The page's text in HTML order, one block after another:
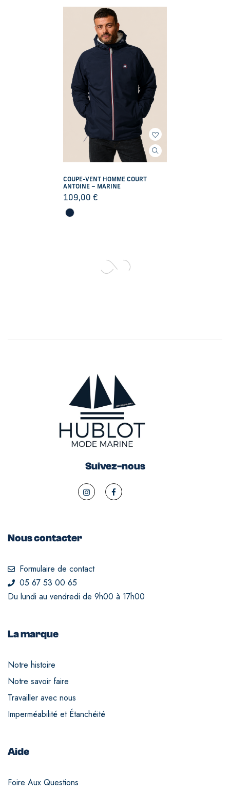
COUPE-VENT HOMME COURT
ANTOINE – MARINE
109,00€
Suivez-nous
Nous contacter
Formulaire de contact
05 67 53 00 65
Du lundi au vendredi de 9h00 à 17h00
La marque
Notre histoire
Notre savoir faire
Travailler avec nous
Imperméabilité et Étanchéité
Aide
Foire Aux Questions